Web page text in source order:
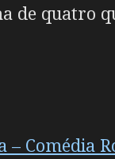
de quatro
– Comédia